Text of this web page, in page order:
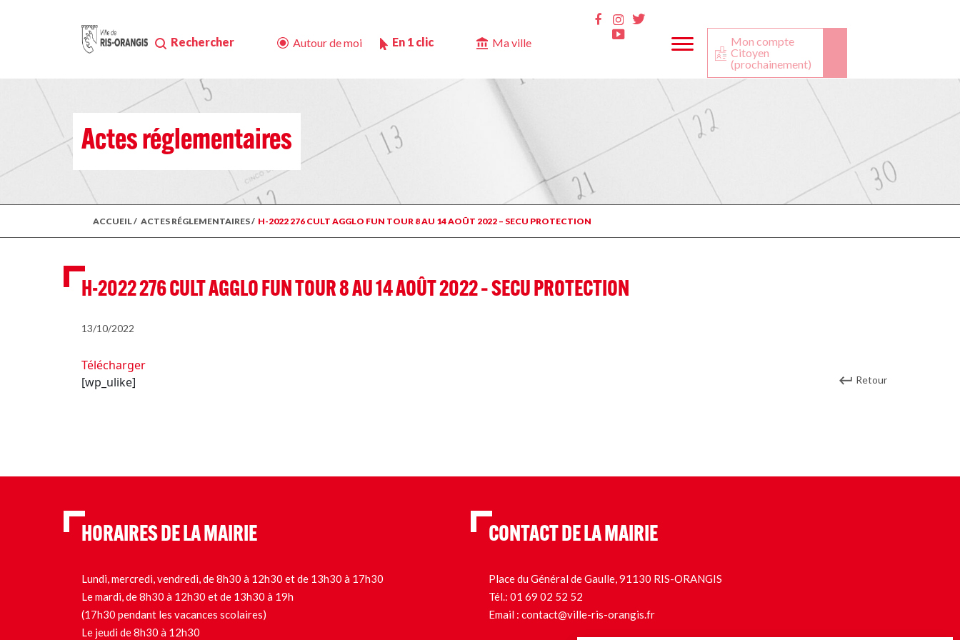
Rechercher Autour de moi En 1 clic Ma ville
Facebook
InstaTwitter
Youtube
Mon compte
Citoyen
(prochainement)
Actes réglementaires
ACCUEIL/ ACTES RÉGLEMENTAIRES/ H-2022 276 CULT AGGLO FUN TOUR 8 AU 14 AOÛT 2022 – SECU PROTECTION
H-2022 276 CULT AGGLO FUN TOUR 8 AU 14 AOÛT 2022 – SECU PROTECTION
13/10/2022
Télécharger
[wp_ulike]
Retour
HORAIRES DE LA MAIRIE
Lundi, mercredi, vendredi, de 8h30 à 12h30 et de 13h30 à 17h30
Le mardi, de 8h30 à 12h30 et de 13h30 à 19h
(17h30 pendant les vacances scolaires)
Le jeudi de 8h30 à 12h30
CONTACT DE LA MAIRIE
Place du Général de Gaulle, 91130 RIS-ORANGIS
Tél.: 01 69 02 52 52
Email : contact@ville-ris-orangis.fr